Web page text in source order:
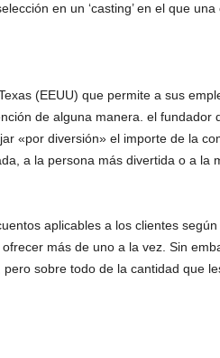
en un ‘casting’ en el que una
(EEUU) que permite a sus
de alguna manera. el fundador
«por diversión» el importe de la
a la persona más divertida o a la
aplicables a los clientes según
más de uno a la vez. Sin
sobre todo de la cantidad que